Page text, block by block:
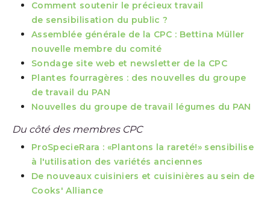
Comment soutenir le précieux travail
de sensibilisation du public ?
Assemblée générale de la CPC : Bettina Müller
nouvelle membre du comité
Sondage site web et newsletter de la CPC
Plantes fourragères : des nouvelles du groupe
de travail du PAN
Nouvelles du groupe de travail légumes du PAN
Du côté des membres CPC
ProSpecieRara : «Plantons la rareté!» sensibilise
à l'utilisation des variétés anciennes
De nouveaux cuisiniers et cuisinières au sein de
Cooks' Alliance